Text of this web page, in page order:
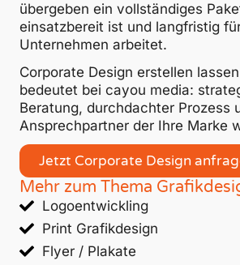
übergeben ein vollständiges
einsatzbereit ist und langfristig
Unternehmen arbeitet.
Corporate Design erstellen
bedeutet bei cayou media:
Beratung, durchdachter Prozess
Ansprechpartner der Ihre Marke
Jetzt Corporate Design
Mehr zum Thema
Logoentwickling
Print Grafikdesign
Flyer / Plakate